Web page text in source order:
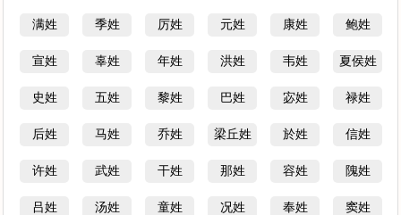
满姓 季姓 厉姓 元姓 康姓 鲍姓
宣姓 辜姓 年姓 洪姓 韦姓 夏侯姓
史姓 五姓 黎姓 巴姓 宓姓 禄姓
后姓 马姓 乔姓 梁丘姓 於姓 信姓
许姓 武姓 干姓 那姓 容姓 隗姓
吕姓 汤姓 童姓 况姓 奉姓 窦姓